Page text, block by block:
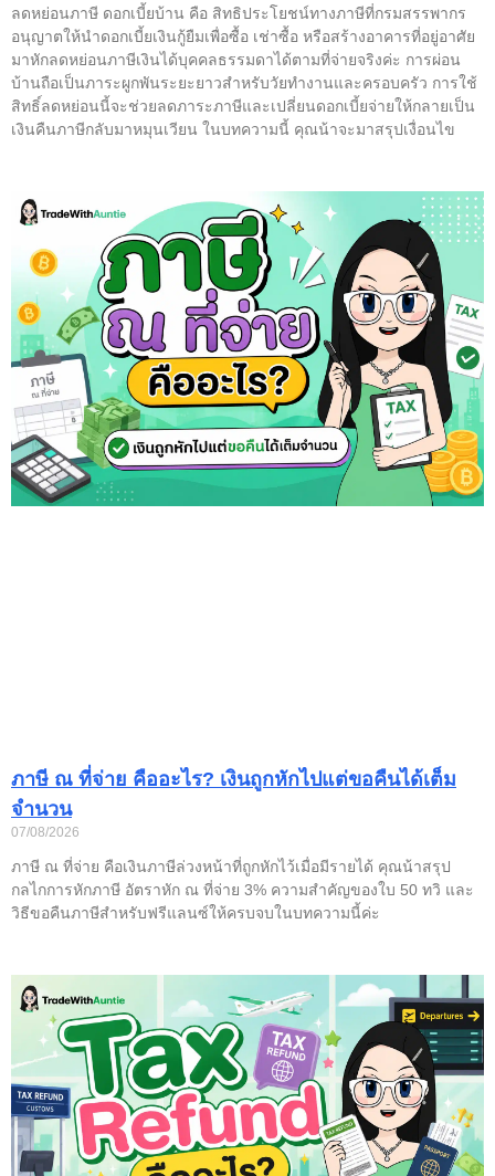
ลดหย่อนภาษี ดอกเบี้ยบ้าน คือ สิทธิประโยชน์ทางภาษีที่กรมสรรพากร
อนุญาตให้นำดอกเบี้ยเงินกู้ยืมเพื่อซื้อ เช่าซื้อ หรือสร้างอาคารที่อยู่อาศัย
มาหักลดหย่อนภาษีเงินได้บุคคลธรรมดาได้ตามที่จ่ายจริงค่ะ การผ่อน
บ้านถือเป็นภาระผูกพันระยะยาวสำหรับวัยทำงานและครอบครัว การใช้
สิทธิ์ลดหย่อนนี้จะช่วยลดภาระภาษีและเปลี่ยนดอกเบี้ยจ่ายให้กลายเป็น
เงินคืนภาษีกลับมาหมุนเวียน ในบทความนี้ คุณน้าจะมาสรุปเงื่อนไข
ภาษี ณ ที่จ่าย คืออะไร? เงินถูกหักไปแต่ขอคืนได้เต็ม
จำนวน
07/08/2026
ภาษี ณ ที่จ่าย คือเงินภาษีล่วงหน้าที่ถูกหักไว้เมื่อมีรายได้ คุณน้าสรุป
กลไกการหักภาษี อัตราหัก ณ ที่จ่าย 3% ความสำคัญของใบ 50 ทวิ และ
วิธีขอคืนภาษีสำหรับฟรีแลนซ์ให้ครบจบในบทความนี้ค่ะ